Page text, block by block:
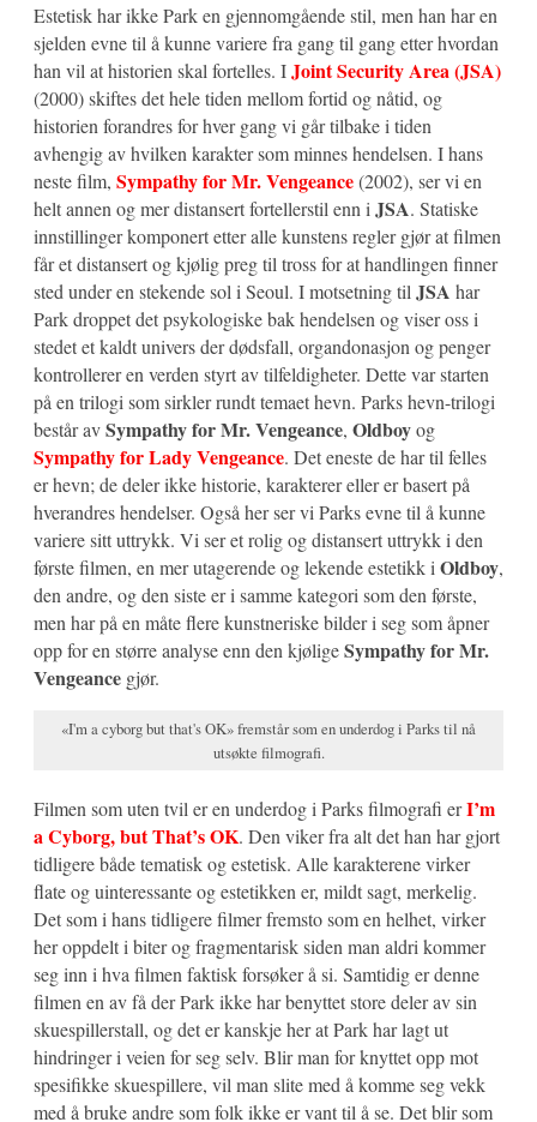
Estetisk har ikke Park en gjennomgående stil, men han har en
sjelden evne til å kunne variere fra gang til gang etter hvordan
han vil at historien skal fortelles. IJoint Security Area (JSA)
(2000) skiftes det hele tiden mellom fortid og nåtid, og
historien forandres for hver gang vi går tilbake i tiden
avhengig av hvilken karakter som minnes hendelsen. I hans
neste film, Sympathy for Mr. Vengeance(2002), ser vi en
helt annen og mer distansert fortellerstil enn i JSA. Statiske
innstillinger komponert etter alle kunstens regler gjør at filmen
får et distansert og kjølig preg til tross for at handlingen finner
sted under en stekende sol i Seoul. I motsetning til JSA har
Park droppet det psykologiske bak hendelsen og viser oss i
stedet et kaldt univers der dødsfall, organdonasjon og penger
kontrollerer en verden styrt av tilfeldigheter. Dette var starten
på en trilogi som sirkler rundt temaet hevn. Parks hevn-trilogi
består avSympathy for Mr. Vengeance, Oldboyog
Sympathy for Lady Vengeance. Det eneste de har til felles
er hevn; de deler ikke historie, karakterer eller er basert på
hverandres hendelser. Også her ser vi Parks evne til å kunne
variere sitt uttrykk. Vi ser et rolig og distansert uttrykk i den
første filmen, en mer utagerende og lekende estetikk i Oldboy,
den andre, og den siste er i samme kategori som den første,
men har på en måte flere kunstneriske bilder i seg som åpner
opp for en større analyse enn den kjøligeSympathy for Mr.
Vengeance gjør.
«I'm a cyborg but that's OK» fremstår som en underdog i Parks til nå
utsøkte filmografi.
Filmen som uten tvil er en underdog i Parks filmografi erI’m
a Cyborg, but That’s OK. Den viker fra alt det han har gjort
tidligere både tematisk og estetisk. Alle karakterene virker
flate og uinteressante og estetikken er, mildt sagt, merkelig.
Det som i hans tidligere filmer fremsto som en helhet, virker
her oppdelt i biter og fragmentarisk siden man aldri kommer
seg inn i hva filmen faktisk forsøker å si. Samtidig er denne
filmen en av få der Park ikke har benyttet store deler av sin
skuespillerstall, og det er kanskje her at Park har lagt ut
hindringer i veien for seg selv. Blir man for knyttet opp mot
spesifikke skuespillere, vil man slite med å komme seg vekk
med å bruke andre som folk ikke er vant til å se. Det blir som